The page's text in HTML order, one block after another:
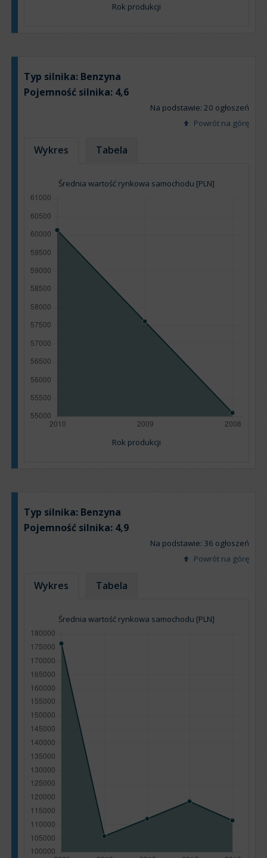
Rok produkcji
Typ silnika: Benzyna
Pojemność silnika: 4,6
Na podstawie: 20 ogłoszeń
Powrót na górę
Wykres Tabela
Średnia wartość rynkowa samochodu [PLN]
Rok produkcji
Typ silnika: Benzyna
Pojemność silnika: 4,9
Na podstawie: 36 ogłoszeń
Powrót na górę
Wykres Tabela
Średnia wartość rynkowa samochodu [PLN]